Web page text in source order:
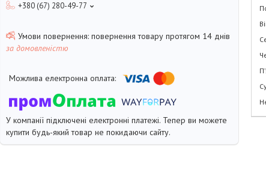
+380 (67) 280-49-77
повернення товару протягом 14 днів
за домовленістю
У компанії підключені електронні платежі. Тепер ви можете
купити будь-який товар не покидаючи сайту.